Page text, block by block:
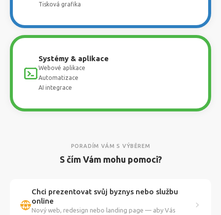
Tisková grafika
Systémy & aplikace
Webové aplikace
Automatizace
AI integrace
PORADÍM VÁM S VÝBĚREM
S čím Vám mohu pomoci?
Chci prezentovat svůj byznys nebo službu
online
Nový web, redesign nebo landing page — aby Vás